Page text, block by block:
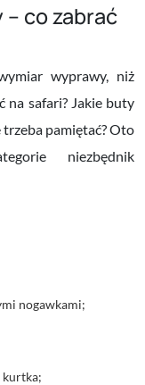
co zabrać
wyprawy, niż
na safari? Jakie buty
trzeba pamiętać? Oto
niezbędnik
nogawkami;
kurtka;